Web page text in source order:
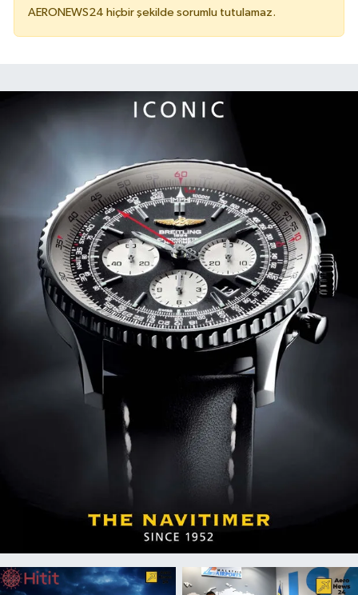
AERONEWS24 hiçbir şekilde sorumlu tutulamaz.